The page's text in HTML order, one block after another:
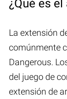
¿Qué es
La extensión
comúnmente
Dangerous.
del juego de
extensión de